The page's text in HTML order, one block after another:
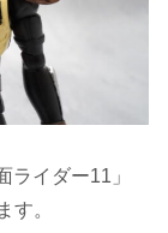
ライダー11」
す。